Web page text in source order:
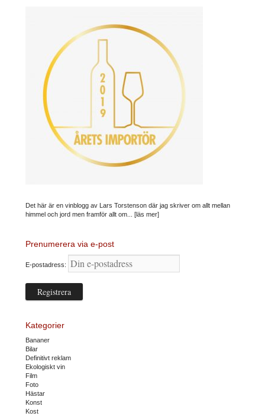
Det här är en vinblogg av Lars Torstenson där jag skriver om allt mellan
himmel och jord men framför allt om... [läs mer]
Prenumerera via e-post
E-postadress:
Kategorier
Bananer
Bilar
Definitivt reklam
Ekologiskt vin
Film
Foto
Hästar
Konst
Kost